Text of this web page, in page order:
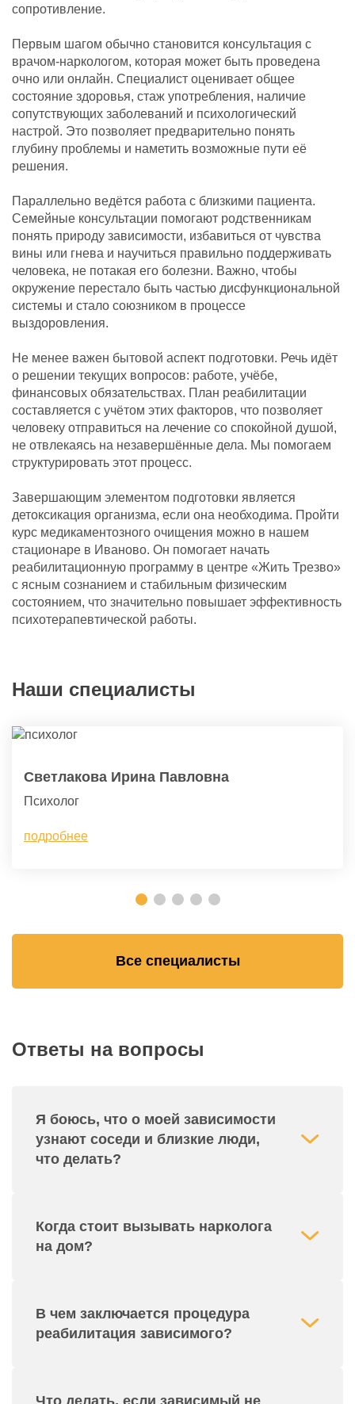
сопротивление.
Первым шагом обычно становится консультация с
врачом-наркологом, которая может быть проведена
очно или онлайн. Специалист оценивает общее
состояние здоровья, стаж употребления, наличие
сопутствующих заболеваний и психологический
настрой. Это позволяет предварительно понять
глубину проблемы и наметить возможные пути её
решения.
Параллельно ведётся работа с близкими пациента.
Семейные консультации помогают родственникам
понять природу зависимости, избавиться от чувства
вины или гнева и научиться правильно поддерживать
человека, не потакая его болезни. Важно, чтобы
окружение перестало быть частью дисфункциональной
системы и стало союзником в процессе
выздоровления.
Не менее важен бытовой аспект подготовки. Речь идёт
о решении текущих вопросов: работе, учёбе,
финансовых обязательствах. План реабилитации
составляется с учётом этих факторов, что позволяет
человеку отправиться на лечение со спокойной душой,
не отвлекаясь на незавершённые дела. Мы помогаем
структурировать этот процесс.
Завершающим элементом подготовки является
детоксикация организма, если она необходима. Пройти
курс медикаментозного очищения можно в нашем
стационаре в Иваново. Он помогает начать
реабилитационную программу в центре «Жить Трезво»
с ясным сознанием и стабильным физическим
состоянием, что значительно повышает эффективность
психотерапевтической работы.
Наши специалисты
Светлакова Ирина Павловна
Психолог
подробнее
Все специалисты
Ответы на вопросы
Я боюсь, что о моей зависимости
узнают соседи и близкие люди,
что делать?
Мы можем приехать к вам на гражданском
автомобиле и в обычной одежде. Поэтому
Когда стоит вызывать нарколога
на дом?
Когда пациент не может добраться до клиники
по каким-либо причинам, либо не хочет
В чем заключается процедура
реабилитация зависимого?
Реабилитация – это восстановление и
Что делать, если зависимый не